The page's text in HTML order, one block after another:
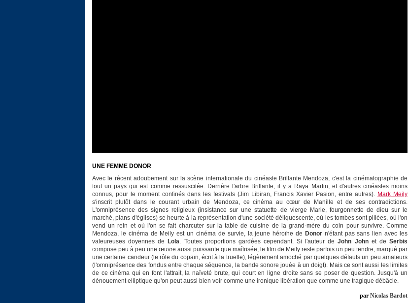
UNE FEMME DONOR
Avec le récent adoubement sur la scène internationale du cinéaste Brillante Mendoza, c'est la cinématographie de
tout un pays qui est comme ressuscitée. Derrière l'arbre Brillante, il y a Raya Martin, et d'autres cinéastes moins
connus, pour le moment confinés dans les festivals (Jim Libiran, Francis Xavier Pasion, entre autres). Mark Meily
s'inscrit plutôt dans le courant urbain de Mendoza, ce cinéma au cœur de Manille et de ses contradictions.
L'omniprésence des signes religieux (insistance sur une statuette de vierge Marie, fourgonnette de dieu sur le
marché, plans d'églises) se heurte à la représentation d'une société déliquescente, où les tombes sont pillées, où l'on
vend un rein et où l'on se fait charcuter sur la table de cuisine de la grand-mère du coin pour survivre. Comme
Mendoza, le cinéma de Meily est un cinéma de survie, la jeune héroïne de Donorn'étant pas sans lien avec les
valeureuses doyennes de
Lola. Toutes proportions gardées cependant. Si l'auteur deJohn Johnet deSerbis
compose peu à peu une œuvre aussi puissante que maîtrisée, le film de Meily reste parfois un peu tendre, marqué par
une certaine candeur (le rôle du copain, écrit à la truelle), légèrement amoché par quelques défauts un peu amateurs
(l'omniprésence des fondus entre chaque séquence, la bande sonore jouée à un doigt). Mais ce sont aussi les limites
de ce cinéma qui en font l'attrait, la naïveté brute, qui court en ligne droite sans se poser de question. Jusqu'à un
dénouement elliptique qu'on peut aussi bien voir comme une ironique libération que comme une tragique débâcle.
par Nicolas Bardot